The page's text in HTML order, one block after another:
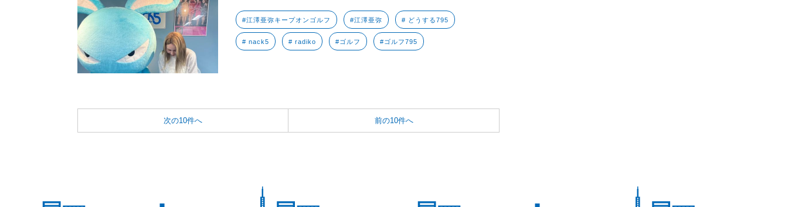
#江澤亜弥キープオンゴルフ #江澤亜弥 # どうする795
# nack5 # radiko #ゴルフ #ゴルフ795
次の10件へ 前の10件へ